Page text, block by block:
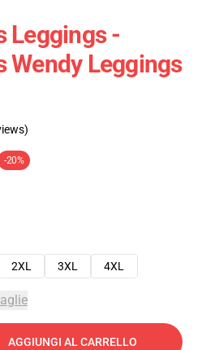
Leggings -
Wendy Leggings
-20%
2XL 3XL 4XL
AGGIUNGI AL CARRELLO